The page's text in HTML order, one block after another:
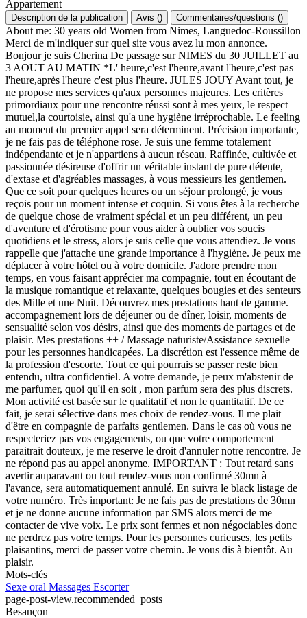
Appartement
Description de la publication Avis () Commentaires/questions ()
About me: 30 years old Women from Nimes, Languedoc-Roussillon
Merci de m'indiquer sur quel site vous avez lu mon annonce.
Bonjour je suis Cherina De passage sur NIMES du 30 JUILLET au
3 AOUT AU MATIN *L' heure,c'est l'heure,avant l'heure,c'est pas
l'heure,après l'heure c'est plus l'heure. JULES JOUY Avant tout, je
ne propose mes services qu'aux personnes majeures. Les critères
primordiaux pour une rencontre réussi sont à mes yeux, le respect
mutuel,la courtoisie, ainsi qu'a une hygiène irréprochable. Le feeling
au moment du premier appel sera déterminent. Précision importante,
je ne fais pas de téléphone rose. Je suis une femme totalement
indépendante et je n'appartiens à aucun réseau. Raffinée, cultivée et
passionnée désireuse d'offrir un véritable instant de pure détente,
d'extase et d'agréables massages, à vous messieurs les gentlemen.
Que ce soit pour quelques heures ou un séjour prolongé, je vous
reçois pour un moment intense et coquin. Si vous êtes à la recherche
de quelque chose de vraiment spécial et un peu différent, un peu
d'aventure et d'érotisme pour vous aider à oublier vos soucis
quotidiens et le stress, alors je suis celle que vous attendiez. Je vous
rappelle que j'attache une grande importance à l'hygiène. Je peux me
déplacer à votre hôtel ou à votre domicile. J'adore prendre mon
temps, en vous faisant apprécier ma compagnie, tout en écoutant de
la musique romantique et relaxante, quelques bougies et des senteurs
des Mille et une Nuit. Découvrez mes prestations haut de gamme.
accompagnement lors de déjeuner ou de dîner, loisir, moments de
sensualité selon vos désirs, ainsi que des moments de partages et de
plaisir. Mes prestations ++ / Massage naturiste/Assistance sexuelle
pour les personnes handicapées. La discrétion est l'essence même de
la profession d'escorte. Tout ce qui pourrais se passer reste bien
entendu, ultra confidentiel. A votre demande, je peux m'abstenir de
me parfumer, quoi qu'il en soit , mon parfum sera des plus discrets.
Mon activité est basée sur le qualitatif et non le quantitatif. De ce
fait, je serai sélective dans mes choix de rendez-vous. Il me plait
d'être en compagnie de parfaits gentlemen. Dans le cas où vous ne
respecteriez pas vos engagements, ou que votre comportement
paraitrait douteux, je me reserve le droit d'annuler notre rencontre. Je
ne répond pas au appel anonyme. IMPORTANT : Tout retard sans
avertir auparavant ou tout rendez-vous non confirmé 30mn à
l'avance, sera automatiquement annulé. En suivra le black listage de
votre numéro. Très important: Je ne fais pas de prestations de 30mn
et je ne donne aucune information par SMS alors merci de me
contacter de vive voix. Le prix sont fermes et non négociables donc
ne perdrez pas votre temps. Pour les personnes curieuses, les petits
plaisantins, merci de passer votre chemin. Je vous dis à bientôt. Au
plaisir.
Mots-clés
Sexe oral Massages Escorter
page-post-view.recommended_posts
Besançon